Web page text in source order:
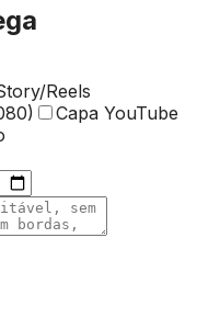
Reels
Capa YouTube